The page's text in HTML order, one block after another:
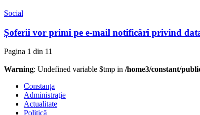
Social
Șoferii vor primi pe e-mail notificări privind
Pagina 1 din 11
Warning: Undefined variable $tmp in /home3/constant/
Constanța
Administraţie
Actualitate
Politică